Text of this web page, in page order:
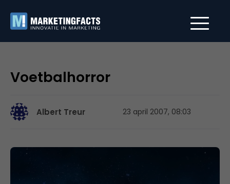
Voetbalhorror
Albert Treur 23 april 2007, 08:03